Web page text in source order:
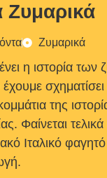
Ζυμαρικά
Ζυμαρικά
η ιστορία των
σχηματίσει
της
Φαίνεται τελικά
Ιταλικό